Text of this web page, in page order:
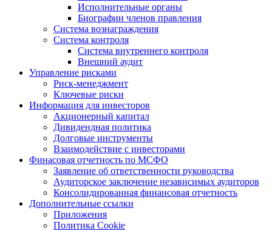
Исполнительные органы
Биографии членов правления
Система вознаграждения
Система контроля
Система внутреннего контроля
Внешний аудит
Управление рисками
Риск-менеджмент
Ключевые риски
Информация для инвесторов
Акционерный капитал
Дивидендная политика
Долговые инструменты
Взаимодействие с инвеcторами
Финасовая отчетность по МСФО
Заявление об ответственности руководства
Аудиторское заключение независимых аудиторов
Консолидированная финансовая отчетность
Дополнительные ссылки
Приложения
Политика Cookie